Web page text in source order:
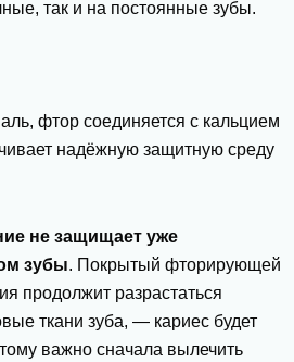
так и на постоянные зубы.
фтор соединяется с кальцием
надёжную защитную среду
не защищает уже
зубы. Покрытый фторирующей
продолжит разрастаться
ткани зуба, — кариес будет
важно сначала вылечить